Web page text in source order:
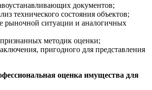
документов;
технического состояния объектов;
рыночной ситуации и аналогичных
методик оценки;
пригодного для представления
оценка имущества для